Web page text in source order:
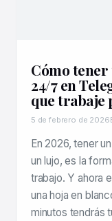
Cómo
24/7 en
que trabaje
5 de febrero de 2026
En 2026, tener
un lujo, es la
trabajo. Y ahora
una hoja en
minutos tendrás